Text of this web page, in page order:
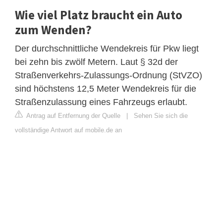
Wie viel Platz braucht ein Auto
zum Wenden?
Der durchschnittliche Wendekreis für Pkw liegt
bei zehn bis zwölf Metern. Laut § 32d der
Straßenverkehrs-Zulassungs-Ordnung (StVZO)
sind höchstens 12,5 Meter Wendekreis für die
Straßenzulassung eines Fahrzeugs erlaubt.
Antrag auf Entfernung der Quelle | Sehen Sie sich die
vollständige Antwort auf mobile.de an